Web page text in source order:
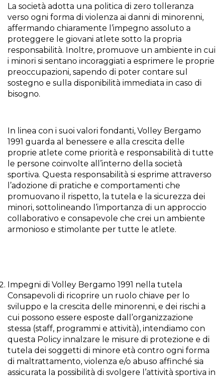
La società adotta una politica di zero tolleranza
verso ogni forma di violenza ai danni di minorenni,
affermando chiaramente l’impegno assoluto a
proteggere le giovani atlete sotto la propria
responsabilità. Inoltre, promuove un ambiente in cui
i minori si sentano incoraggiati a esprimere le proprie
preoccupazioni, sapendo di poter contare sul
sostegno e sulla disponibilità immediata in caso di
bisogno.
In linea con i suoi valori fondanti, Volley Bergamo
1991 guarda al benessere e alla crescita delle
proprie atlete come priorità e responsabilità di tutte
le persone coinvolte all’interno della società
sportiva. Questa responsabilità si esprime attraverso
l’adozione di pratiche e comportamenti che
promuovano il rispetto, la tutela e la sicurezza dei
minori, sottolineando l’importanza di un approccio
collaborativo e consapevole che crei un ambiente
armonioso e stimolante per tutte le atlete.
Impegni di Volley Bergamo 1991 nella tutela
Consapevoli di ricoprire un ruolo chiave per lo
sviluppo e la crescita delle minorenni, e dei rischi a
cui possono essere esposte dall’organizzazione
stessa (staff, programmi e attività), intendiamo con
questa Policy innalzare le misure di protezione e di
tutela dei soggetti di minore età contro ogni forma
di maltrattamento, violenza e/o abuso affinché sia
assicurata la possibilità di svolgere l’attività sportiva in